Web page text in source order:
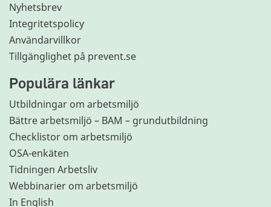
Nyhetsbrev
Integritetspolicy
Användarvillkor
Tillgänglighet på prevent.se
Populära länkar
Utbildningar om arbetsmiljö
Bättre arbetsmiljö – BAM – grundutbildning
Checklistor om arbetsmiljö
OSA-enkäten
Tidningen Arbetsliv
Webbinarier om arbetsmiljö
In English